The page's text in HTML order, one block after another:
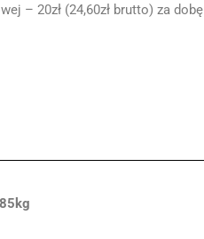
– 20zł (24,60zł brutto) za dobę